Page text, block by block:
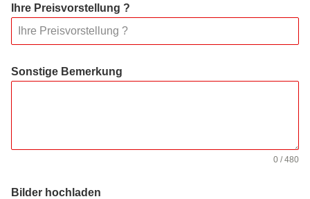
Ihre Preisvorstellung ?
Sonstige Bemerkung
0 / 480
Bilder hochladen